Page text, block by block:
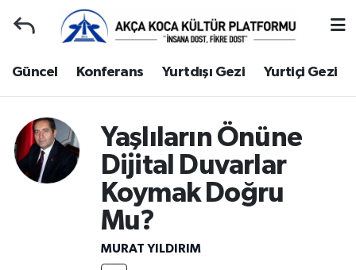
Güncel Konferans Yurtdışı Gezi Yurtiçi Gezi
Yaşlıların Önüne
Dijital Duvarlar
Koymak Doğru
Mu?
MURAT YILDIRIM
Gençlerle Başbaşa
Güncel
Konferans
Yurtdışı Gezi
Yurtiçi Gezi
Kocaeli Hava Durumu
Kocaeli Namaz Vakitleri
Kocaeli Trafik Yoğunluk Haritası
Süper Lig Puan Durumu ve Fikstür
Tüm Manşetler